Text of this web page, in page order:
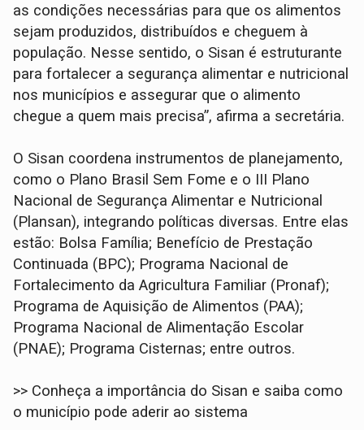
as condições necessárias para que os alimentos
sejam produzidos, distribuídos e cheguem à
população. Nesse sentido, o Sisan é estruturante
para fortalecer a segurança alimentar e nutricional
nos municípios e assegurar que o alimento
chegue a quem mais precisa”, afirma a secretária.
O Sisan coordena instrumentos de planejamento,
como o Plano Brasil Sem Fome e o III Plano
Nacional de Segurança Alimentar e Nutricional
(Plansan), integrando políticas diversas. Entre elas
estão: Bolsa Família; Benefício de Prestação
Continuada (BPC); Programa Nacional de
Fortalecimento da Agricultura Familiar (Pronaf);
Programa de Aquisição de Alimentos (PAA);
Programa Nacional de Alimentação Escolar
(PNAE); Programa Cisternas; entre outros.
>> Conheça a importância do Sisan e saiba como
o município pode aderir ao sistema